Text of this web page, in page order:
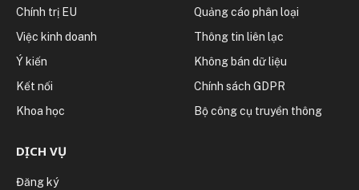
Chính trị EU
Việc kinh doanh
Ý kiến
Kết nối
Khoa học
Quảng cáo phân loại
Thông tin liên lạc
Không bán dữ liệu
Chính sách GDPR
Bộ công cụ truyền thông
DỊCH VỤ
Đăng ký